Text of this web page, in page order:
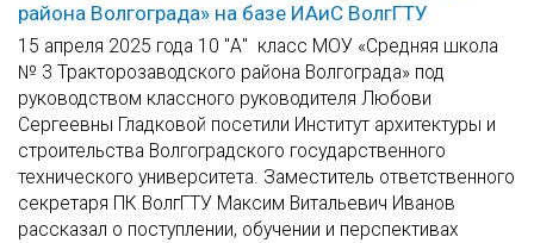
района Волгограда» на базе ИАиС ВолгГТУ
15 апреля 2025 года 10 "А" класс МОУ «Средняя школа
№ 3 Тракторозаводского района Волгограда» под
руководством классного руководителя Любови
Сергеевны Гладковой посетили Институт архитектуры и
строительства Волгоградского государственного
технического университета. Заместитель ответственного
секретаря ПК ВолгГТУ Максим Витальевич Иванов
рассказал о поступлении, обучении и перспективах